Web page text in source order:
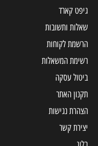
גיפט קארד
שאלות ותשובות
הרשמת לקוחות
רשימת המשאלות
ביטול עסקה
תקנון האתר
הצהרת נגישות
יצירת קשר